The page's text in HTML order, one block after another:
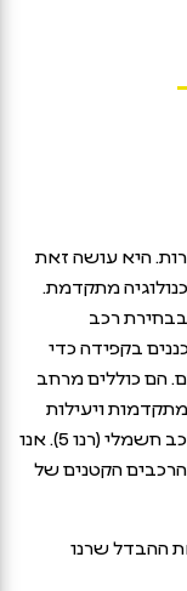
היא עושה זאת
מתקדמת.
בבחירת רכב
רנו כמו רנו קליאו ורנו 5 מתוכננים בקפידה כדי
הם כוללים מרחב
ויעילות
אנרגטית – בין אם זה רכב בנזין (קליאו) או רכב חשמלי (רנו 5). אנו
הקטנים של
ההבדל שרנו